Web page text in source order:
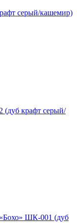
серый/кашемир)
(дуб крафт серый/
ШК-001 (дуб